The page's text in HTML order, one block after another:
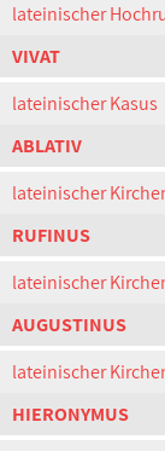
lateinischer
VIVAT
lateinischer Kasus
ABLATIV
lateinischer
RUFINUS
lateinischer
AUGUSTINUS
lateinischer
HIERONYMUS